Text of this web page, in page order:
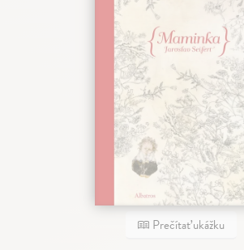
Prečítať ukážku